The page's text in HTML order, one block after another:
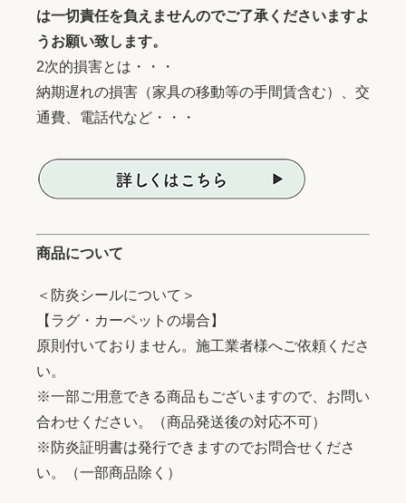
は一切責任を負えませんのでご了承くださいますよ
うお願い致します。
2次的損害とは・・・
納期遅れの損害（家具の移動等の手間賃含む）、交
通費、電話代など・・・
商品について
＜防炎シールについて＞
【ラグ・カーペットの場合】
原則付いておりません。施工業者様へご依頼くださ
い。
※一部ご用意できる商品もございますので、お問い
合わせください。（商品発送後の対応不可）
※防炎証明書は発行できますのでお問合せくださ
い。（一部商品除く）